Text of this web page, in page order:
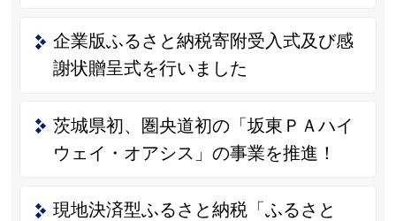
企業版ふるさと納税寄附受入式及び感
謝状贈呈式を行いました
茨城県初、圏央道初の「坂東ＰＡハイ
ウェイ・オアシス」の事業を推進！
現地決済型ふるさと納税「ふるさと